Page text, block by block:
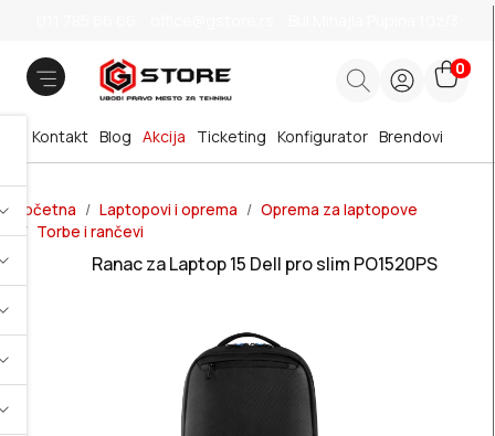
0
Brendovi
Blog Akcija
Kontakt Ticketing Konfigurator
Početna Laptopovi i oprema
Oprema za laptopove
Torbe i rančevi
Ranac za Laptop 15 Dell pro slim PO1520PS